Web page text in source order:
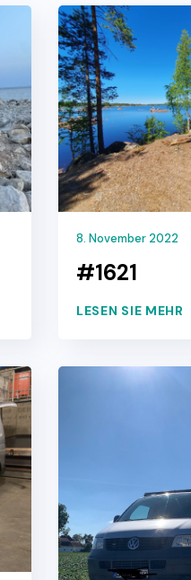
8. November 2022
#1621
LESEN SIE MEHR